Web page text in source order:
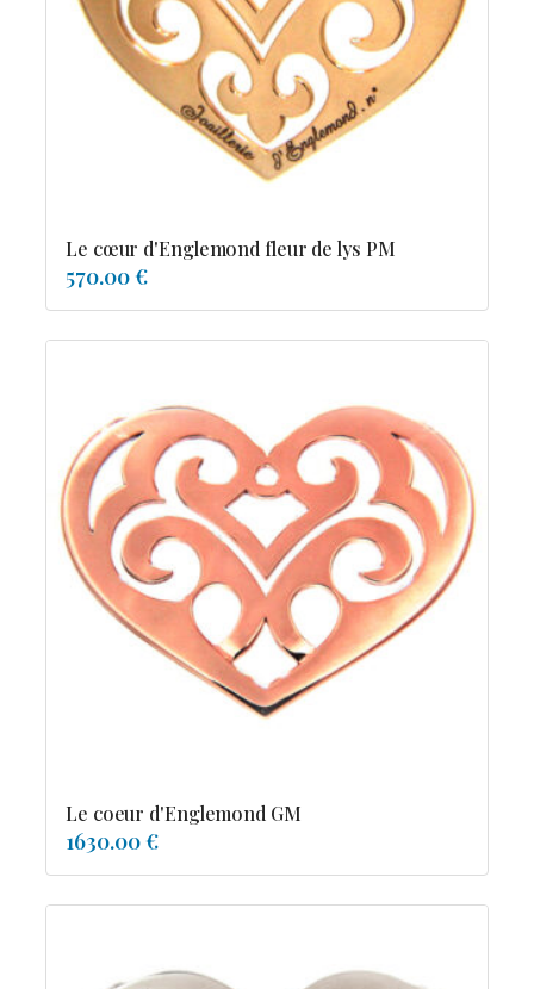
Resile
Reve-asie
Reve-de-pagode
Suspension et frissons
Diamants
Emeraude
Pierres de couleur
Saphir
rubis
saphir de couleur
tanzanite
tourmaline
Le cœur d'Englemond fleur de lys PM
570.00 €
Le coeur d'Englemond GM
1630.00 €